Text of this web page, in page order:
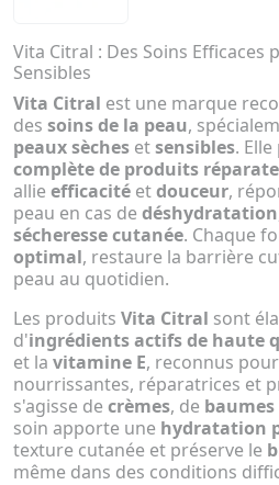
Vita Citral : Des Soins Efficaces
Sensibles
Vita Citral est une marque
des soins de la peau,
peaux sèches etsensibles.
complète de produits
allie efficacité etdouceur,
peau en cas de déshydratation
sécheresse cutanée. Chaque
optimal, restaure la barrière
peau au quotidien.
Les produits Vita Citral sont
d'ingrédients actifs de haute
et la vitamine E, reconnus
nourrissantes, réparatrices et
s'agisse de crèmes, de baumes
soin apporte une hydratation
texture cutanée et préserve le
même dans des conditions